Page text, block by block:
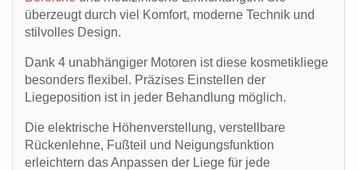
überzeugt durch viel Komfort, moderne Technik und
stilvolles Design.
Dank 4 unabhängiger Motoren ist diese kosmetikliege
besonders flexibel. Präzises Einstellen der
Liegeposition ist in jeder Behandlung möglich.
Die elektrische Höhenverstellung, verstellbare
Rückenlehne, Fußteil und Neigungsfunktion
erleichtern das Anpassen der Liege für jede